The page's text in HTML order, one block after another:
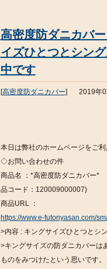
高密度防ダニカバ
イズひとつとシン
中です
[高密度防ダニカバー] 2019年
本日は弊社のホームページをご
◇お問い合わせの件
商品名 ：*高密度防ダニカバー*
品コード：120009000007)
商品URL ：
https://www.e-futonyasan.com/
>内容 : キングサイズひとつとシ
>キングサイズの防ダニカバーは
ものをみつけたという思いです。